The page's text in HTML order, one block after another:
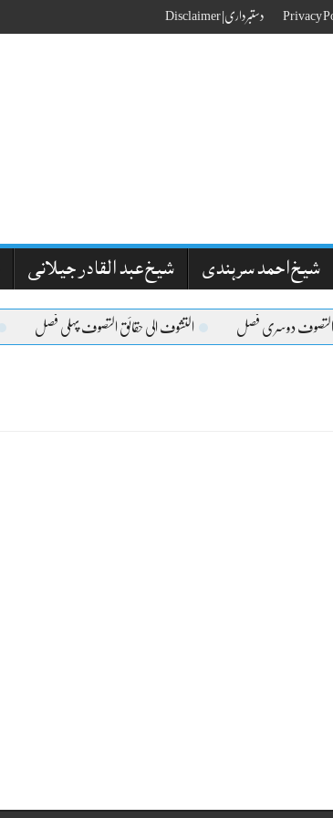
دستبرداری| Disclaimer
شیخ احمد سرہندی شیخ عبد القادر جیلانی
دوسری فصل التشوف الی حقائق التصوف پہلی فصل